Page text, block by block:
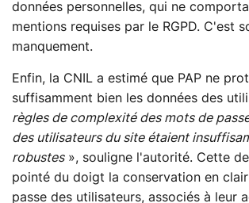
données personnelles, qui ne
mentions requises par le RGPD. C'est
manquement.
Enfin, la CNIL a estimé que PAP ne
suffisamment bien les données des
règles de complexité des mots de
des utilisateurs du site étaient
robustes», souligne l'autorité. Cette
pointé du doigt la conservation en
passe des utilisateurs, associés à leur